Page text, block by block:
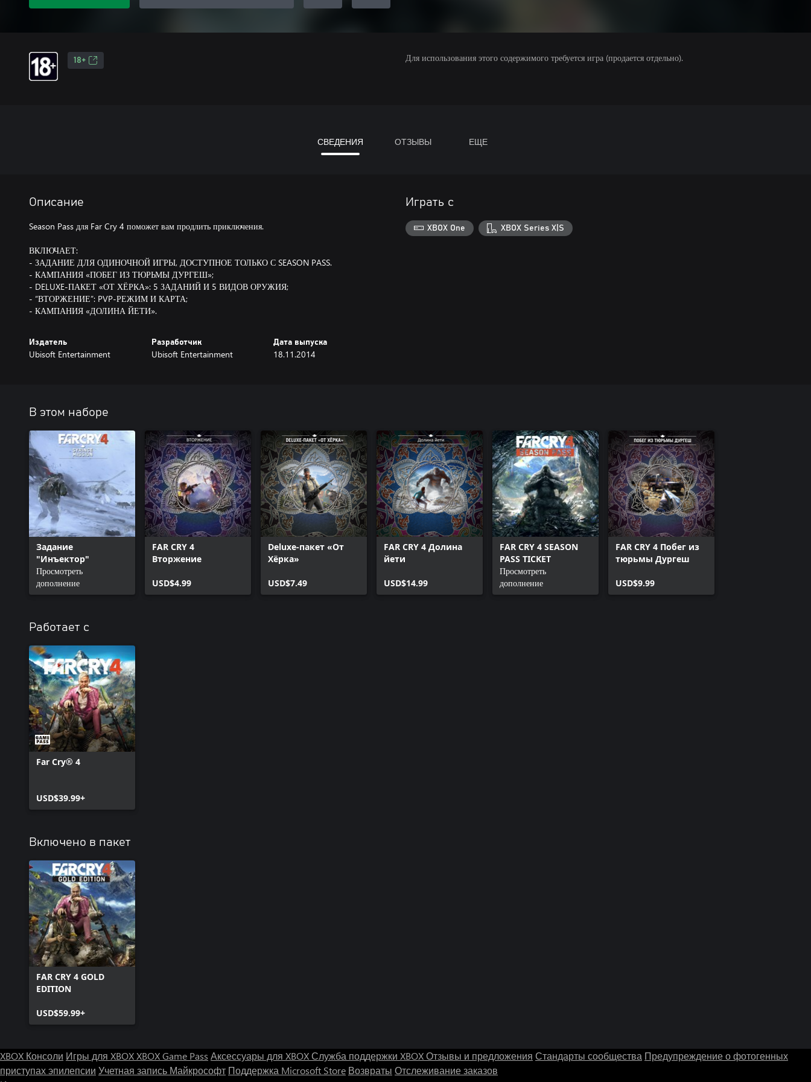
18+ Для использования этого содержимого требуется игра (продается отдельно).
СВЕДЕНИЯ ОТЗЫВЫ ЕЩЕ
Описание
Season Pass для Far Cry 4 поможет вам продлить приключения.
ВКЛЮЧАЕТ:
- ЗАДАНИЕ ДЛЯ ОДИНОЧНОЙ ИГРЫ, ДОСТУПНОЕ ТОЛЬКО С SEASON PASS.
- КАМПАНИЯ «ПОБЕГ ИЗ ТЮРЬМЫ ДУРГЕШ»;
- DELUXE-ПАКЕТ «ОТ ХЁРКА»: 5 ЗАДАНИЙ И 5 ВИДОВ ОРУЖИЯ;
- “ВТОРЖЕНИЕ”: PVP-РЕЖИМ И КАРТА;
- КАМПАНИЯ «ДОЛИНА ЙЕТИ».
Издатель
Ubisoft Entertainment
Разработчик
Ubisoft Entertainment
Дата выпуска
18.11.2014
Играть с
XBOX One XBOX Series X|S
В этом наборе
Задание
"Инъектор"
Просмотреть
дополнение
FAR CRY 4
Вторжение
USD$4.99
Deluxe-пакет «От
Хёрка»
USD$7.49
FAR CRY 4 Долина
йети
USD$14.99
FAR CRY 4 SEASON
PASS TICKET
Просмотреть
дополнение
FAR CRY 4 Побег из
тюрьмы Дургеш
USD$9.99
Работает с
Far Cry® 4
USD$39.99+
Включено в пакет
FAR CRY 4 GOLD
EDITION
USD$59.99+
XBOX Консоли Игры для XBOXXBOX Game Pass Аксессуары для XBOXСлужба поддержки XBOXОтзывы и предложения Стандарты сообщества Предупреждение о фотогенных
приступах эпилепсии Учетная запись Майкрософт Поддержка Microsoft Store Возвраты Отслеживание заказов